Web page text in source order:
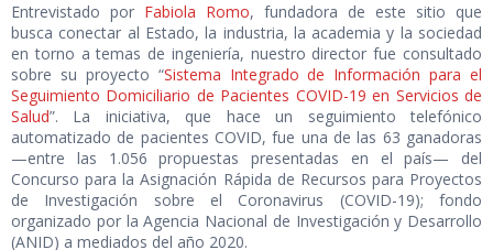
Entrevistado por Fabiola Romo, fundadora de este sitio que
busca conectar al Estado, la industria, la academia y la sociedad
en torno a temas de ingeniería, nuestro director fue consultado
sobre su proyecto “Sistema Integrado de Información para el
Seguimiento Domiciliario de Pacientes COVID-19 en Servicios de
Salud”. La iniciativa, que hace un seguimiento telefónico
automatizado de pacientes COVID, fue una de las 63 ganadoras
—entre las 1.056 propuestas presentadas en el país— del
Concurso para la Asignación Rápida de Recursos para Proyectos
de Investigación sobre el Coronavirus (COVID-19); fondo
organizado por la Agencia Nacional de Investigación y Desarrollo
(ANID) a mediados del año 2020.